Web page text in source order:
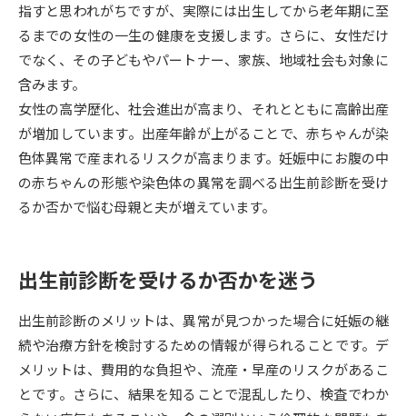
大学研究 大学検索
大学で学べる内容や特徴を調べる
新増設大学・学部・学科特集
国際・グローバルに強い大学特
データサイエンス特集 奨学金・特待生制度特集
（高3生用）
（高2生用）
SELFBRAND特集ページ
オープンキャンパスなどを調べる
指すと思われがちですが、実際には出生してから老年期に至
るまでの女性の一生の健康を支援します。さらに、女性だけ
でなく、その子どもやパートナー、家族、地域社会も対象に
含みます。
女性の高学歴化、社会進出が高まり、それとともに高齢出産
が増加しています。出産年齢が上がることで、赤ちゃんが染
色体異常で産まれるリスクが高まります。妊娠中にお腹の中
の赤ちゃんの形態や染色体の異常を調べる出生前診断を受け
るか否かで悩む母親と夫が増えています。
出生前診断を受けるか否かを迷う
出生前診断のメリットは、異常が見つかった場合に妊娠の継
続や治療方針を検討するための情報が得られることです。デ
メリットは、費用的な負担や、流産・早産のリスクがあるこ
とです。さらに、結果を知ることで混乱したり、検査でわか